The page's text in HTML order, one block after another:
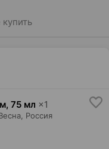
купить
, 75 мл ×1
, Россия